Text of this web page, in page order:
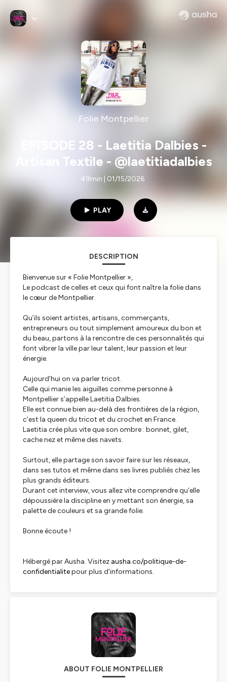
Folie Montpellier
EPISODE 28 - Laetitia Dalbies -
Artisan Textile - @laetitiadalbies
49min | 01/15/2026
PLAY
DESCRIPTION
Bienvenue sur « Folie Montpellier »,
Le podcast de celles et ceux qui font naître la folie dans
le cœur de Montpellier.
Qu’ils soient artistes, artisans, commerçants,
entrepreneurs ou tout simplement amoureux du bon et
du beau, partons à la rencontre de ces personnalités qui
font vibrer la ville par leur talent, leur passion et leur
énergie.
Aujourd’hui on va parler tricot.
Celle qui manie les aiguilles comme personne à
Montpellier s’appelle Laetitia Dalbies.
Elle est connue bien au-delà des frontières de la région,
c’est la queen du tricot et du crochet en France.
Laetitia crée plus vite que son ombre : bonnet, gilet,
cache nez et même des navets.
Surtout, elle partage son savoir faire sur les réseaux,
dans ses tutos et même dans ses livres publiés chez les
plus grands éditeurs.
Durant cet interview, vous allez vite comprendre qu’elle
dépoussière la discipline en y mettant son énergie, sa
palette de couleurs et sa grande folie.
Bonne écoute !
Hébergé par Ausha. Visitez ausha.co/politique-de-
confidentialitepour plus d'informations.
ABOUT FOLIE MONTPELLIER